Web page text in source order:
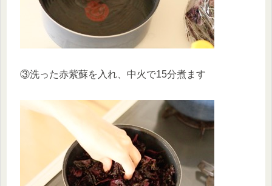
③洗った赤紫蘇を入れ、中火で15分煮ます